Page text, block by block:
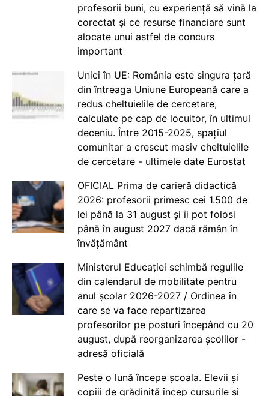
profesorii buni, cu experiență să vină la
corectat și ce resurse financiare sunt
alocate unui astfel de concurs
important
Unici în UE: România este singura țară
din întreaga Uniune Europeană care a
redus cheltuielile de cercetare,
calculate pe cap de locuitor, în ultimul
deceniu. Între 2015-2025, spațiul
comunitar a crescut masiv cheltuielile
de cercetare - ultimele date Eurostat
OFICIAL Prima de carieră didactică
2026: profesorii primesc cei 1.500 de
lei până la 31 august și îi pot folosi
până în august 2027 dacă rămân în
învățământ
Ministerul Educației schimbă regulile
din calendarul de mobilitate pentru
anul școlar 2026-2027 / Ordinea în
care se va face repartizarea
profesorilor pe posturi începând cu 20
august, după reorganizarea școlilor -
adresă oficială
Peste o lună începe școala. Elevii și
copiii de grădiniță încep cursurile și